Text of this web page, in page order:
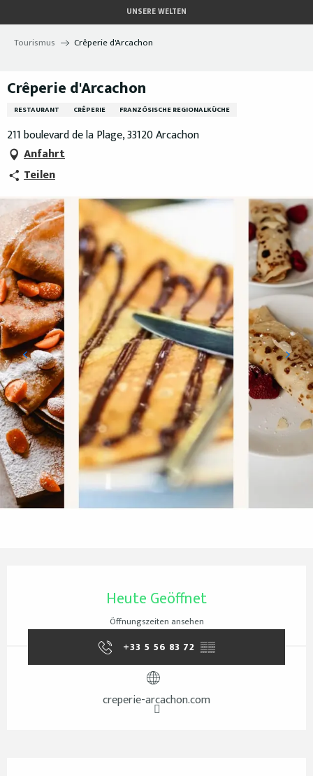
au
contenu
UNSERE WELTEN
Tourismus Crêperie d'Arcachon
Crêperie d'Arcachon
RESTAURANT CRÊPERIE FRANZÖSISCHE REGIONALKÜCHE
211 boulevard de la Plage, 33120 Arcachon
Anfahrt
Teilen
Heute Geöffnet
Öffnungszeiten ansehen
+33 5 56 83 72 ▒▒
creperie-arcachon.com